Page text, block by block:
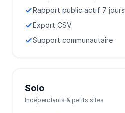
Rapport public actif 7 jours
Export CSV
Support communautaire
Solo
Indépendants & petits sites